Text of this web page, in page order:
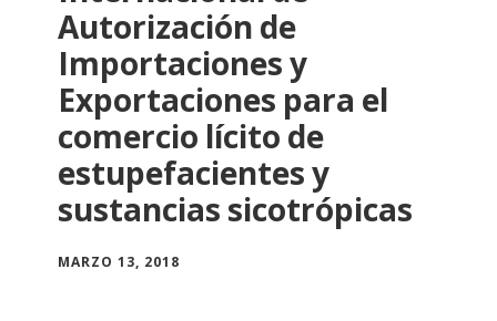
Autorización de
Importaciones y
Exportaciones para el
comercio lícito de
estupefacientes y
sustancias sicotrópicas
MARZO 13, 2018